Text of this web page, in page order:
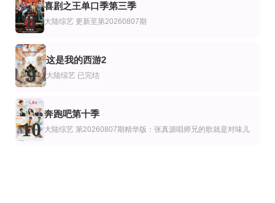
8
喜剧之王单口季第三季
大陆综艺 更新至第20260807期
9
这是我的西游2
大陆综艺 已完结
10
奔跑吧第十季
大陆综艺 第20260807期精华版：张真源唱师兄的歌就是对味儿